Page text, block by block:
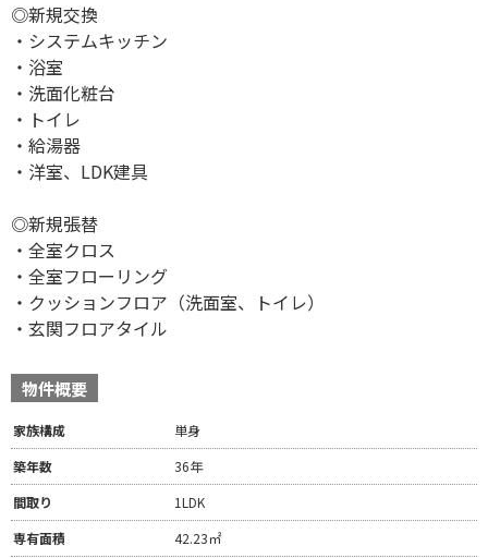
◎新規交換
・システムキッチン
・浴室
・洗面化粧台
・トイレ
・給湯器
・洋室、LDK建具
◎新規張替
・全室クロス
・全室フローリング
・クッションフロア（洗面室、トイレ）
・玄関フロアタイル
物件概要
家族構成
単身
築年数
36年
間取り
1LDK
専有面積
42.23㎡